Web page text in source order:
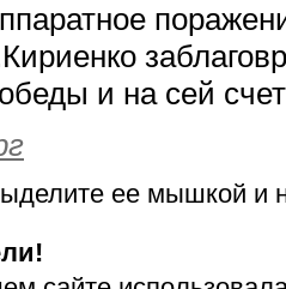
и на сей
ее мышкой и